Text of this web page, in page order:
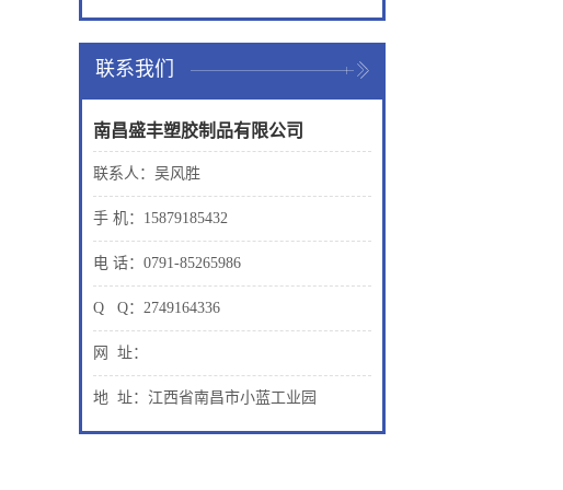
联系我们
南昌盛丰塑胶制品有限公司
联系人：吴风胜
手 机：15879185432
电 话：0791-85265986
Q Q：2749164336
网 址：
地 址：江西省南昌市小蓝工业园